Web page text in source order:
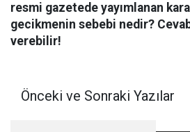
resmi gazetede yayımlanan
gecikmenin sebebi nedir?
verebilir!
Önceki ve Sonraki Yazılar